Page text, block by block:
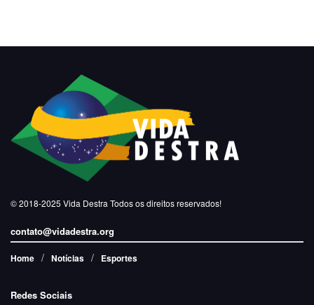
© 2018-2025 Vida Destra Todos os direitos reservados!
contato@vidadestra.org
Home Notícias Esportes
Redes Sociais